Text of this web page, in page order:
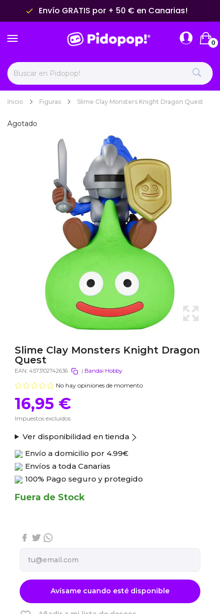
done Envío GRATIS por + 50 € en Canarias!
0
Inicio Figuras Slime Clay Monsters Knight Dragon Quest
Agotado
Slime Clay Monsters Knight Dragon
Quest
EAN: 4573102742636 | Bandai Hobby
No hay opiniones de momento
16,95 €
Impuestos excluidos
Ver disponibilidad en tienda
Envío a domicilio por 4.99€
Envíos a toda Canarias
100% Pago seguro y protegido
Fuera de Stock
Avísame cuando esté disponible